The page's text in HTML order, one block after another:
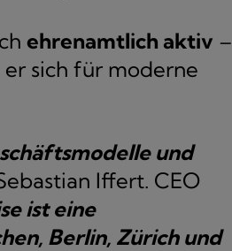
ehrenamtlich aktiv –
er sich für moderne
und
Iffert. CEO
ist eine
Berlin, Zürich und